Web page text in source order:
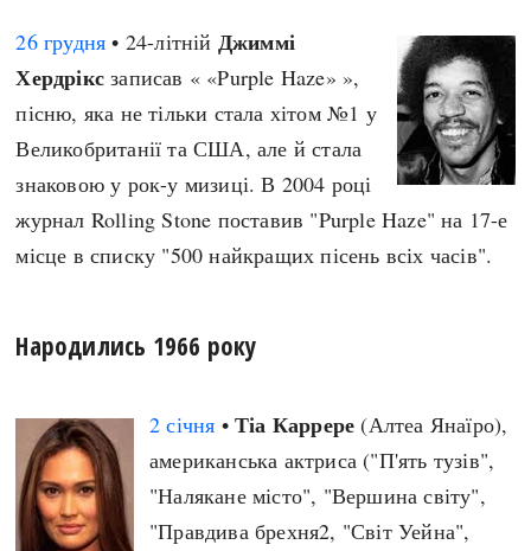
26 грудня • 24-літній Джиммі
Хердрікс записав « «Purple Haze» »,
пісню, яка не тільки стала хітом №1 у
Великобританії та США, але й стала
знаковою у рок-у мизиці. В 2004 році
журнал Rolling Stone поставив "Purple Haze" на 17-е
місце в списку "500 найкращих пісень всіх часів".
Народились 1966 року
2 січня •Тіа Каррере (Алтеа Янаїро),
американська актриса ("П'ять тузів",
"Налякане місто", "Вершина світу",
"Правдива брехня2, "Світ Уейна",